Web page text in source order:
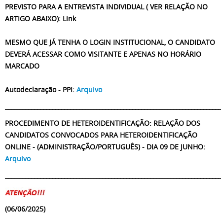
PREVISTO PARA A ENTREVISTA INDIVIDUAL ( VER RELAÇÃO NO
ARTIGO ABAIXO): Link
MESMO QUE JÁ TENHA O LOGIN INSTITUCIONAL, O CANDIDATO
DEVERÁ ACESSAR COMO VISITANTE E APENAS NO HORÁRIO
MARCADO
Autodeclaração - PPI: Arquivo
PROCEDIMENTO DE HETEROIDENTIFICAÇÃO: RELAÇÃO DOS
CANDIDATOS CONVOCADOS PARA HETEROIDENTIFICAÇÃO
ONLINE - (ADMINISTRAÇÃO/PORTUGUÊS) - DIA 09 DE JUNHO:
Arquivo
(06/06/2025)